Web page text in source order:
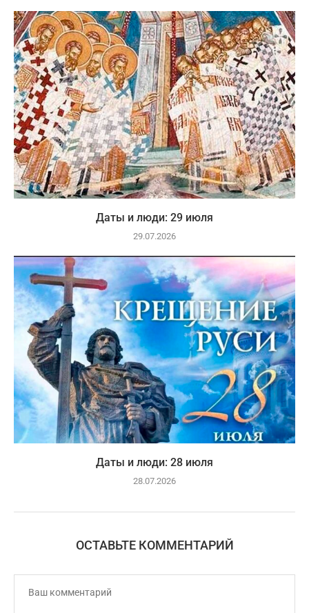
Даты и люди: 29 июля
29.07.2026
Даты и люди: 28 июля
28.07.2026
ОСТАВЬТЕ КОММЕНТАРИЙ